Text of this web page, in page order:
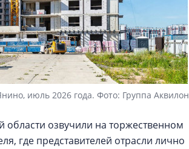
июль 2026 года. Фото: Группа Аквилон
области озвучили на торжественном
где представителей отрасли лично